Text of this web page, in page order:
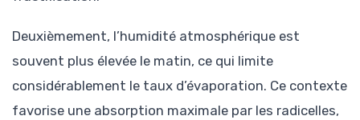
Deuxièmement, l’humidité atmosphérique est
souvent plus élevée le matin, ce qui limite
considérablement le taux d’évaporation. Ce contexte
favorise une absorption maximale par les radicelles,